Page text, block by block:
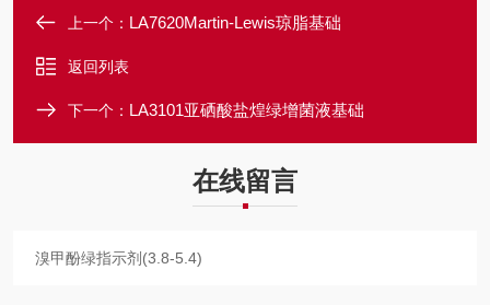
上一个： LA7620Martin-Lewis琼脂基础
返回列表
下一个： LA3101亚硒酸盐煌绿增菌液基础
在线留言